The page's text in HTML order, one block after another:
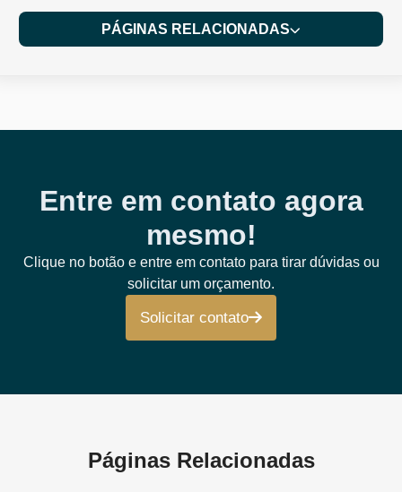
PÁGINAS RELACIONADAS
Entre em contato agora
mesmo!
Clique no botão e entre em contato para tirar dúvidas ou
solicitar um orçamento.
Solicitar contato
Páginas Relacionadas